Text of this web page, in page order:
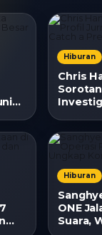
Hiburan
Chris
Hiburan
ONE
Suara,